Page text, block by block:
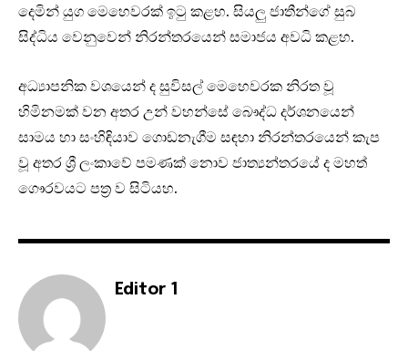
දෙමින් යුග මෙහෙවරක් ඉටු කළහ. සියලු ජාතීන්ගේ සුබ
සිද්ධිය වෙනුවෙන් නිරන්තරයෙන් සමාජය අවධි කළහ.
අධ්‍යාපනික වශයෙන් ද සුවිසල් මෙහෙවරක නිරත වූ
හිමිනමක් වන අතර උන් වහන්සේ බෞද්ධ දර්ශනයෙන්
සාමය හා සංහිඳියාව ගොඩනැගීම සඳහා නිරන්තරයෙන් කැප
වූ අතර ශ්‍රී ලංකාවේ පමණක් නොව ජාත්‍යන්තරයේ ද මහත්
ගෞරවයට පත්‍ර ව සිටියහ.
Editor 1